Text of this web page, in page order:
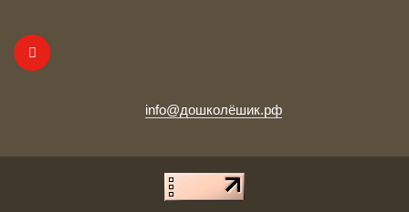
info@дошколёшик.рф